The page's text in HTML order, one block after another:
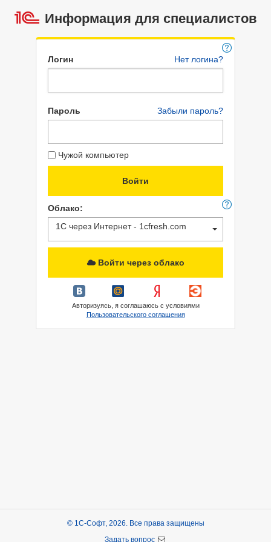
Информация для специалистов
Логин Нет логина?
Пароль Забыли пароль?
Чужой компьютер
Облако:
1С через Интернет - 1cfresh.com
Войти через облако
Авторизуясь, я соглашаюсь с условиями
Пользовательского соглашения
© 1С-Софт, 2026. Все права защищены
Задать вопрос